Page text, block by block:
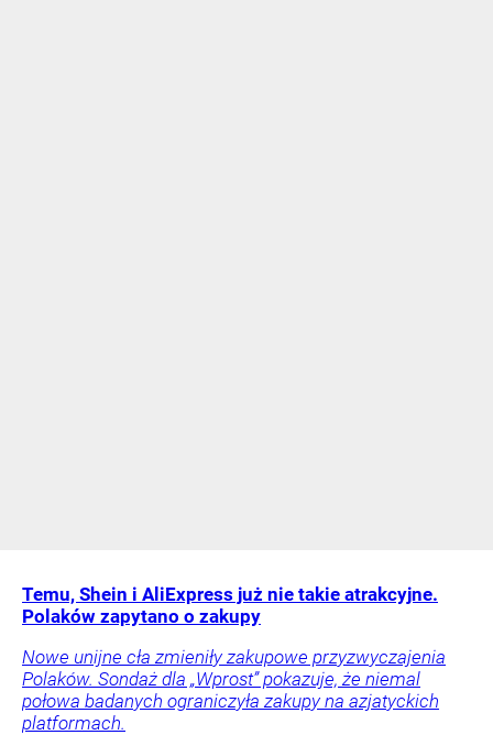
Temu, Shein i AliExpress już nie takie atrakcyjne.
Polaków zapytano o zakupy
Nowe unijne cła zmieniły zakupowe przyzwyczajenia
Polaków. Sondaż dla „Wprost” pokazuje, że niemal
połowa badanych ograniczyła zakupy na azjatyckich
platformach.